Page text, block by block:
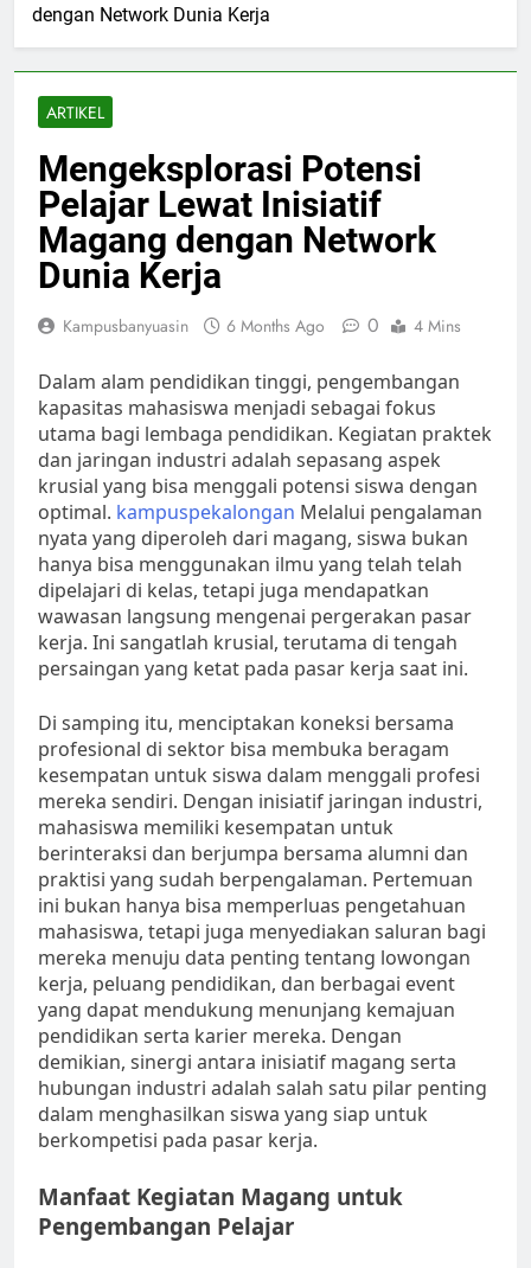
dengan Network Dunia Kerja
ARTIKEL
Mengeksplorasi Potensi
Pelajar Lewat Inisiatif
Magang dengan Network
Dunia Kerja
Kampusbanyuasin 6 Months Ago 0 4 Mins
Dalam alam pendidikan tinggi, pengembangan
kapasitas mahasiswa menjadi sebagai fokus
utama bagi lembaga pendidikan. Kegiatan praktek
dan jaringan industri adalah sepasang aspek
krusial yang bisa menggali potensi siswa dengan
optimal. kampuspekalongan Melalui pengalaman
nyata yang diperoleh dari magang, siswa bukan
hanya bisa menggunakan ilmu yang telah telah
dipelajari di kelas, tetapi juga mendapatkan
wawasan langsung mengenai pergerakan pasar
kerja. Ini sangatlah krusial, terutama di tengah
persaingan yang ketat pada pasar kerja saat ini.
Di samping itu, menciptakan koneksi bersama
profesional di sektor bisa membuka beragam
kesempatan untuk siswa dalam menggali profesi
mereka sendiri. Dengan inisiatif jaringan industri,
mahasiswa memiliki kesempatan untuk
berinteraksi dan berjumpa bersama alumni dan
praktisi yang sudah berpengalaman. Pertemuan
ini bukan hanya bisa memperluas pengetahuan
mahasiswa, tetapi juga menyediakan saluran bagi
mereka menuju data penting tentang lowongan
kerja, peluang pendidikan, dan berbagai event
yang dapat mendukung menunjang kemajuan
pendidikan serta karier mereka. Dengan
demikian, sinergi antara inisiatif magang serta
hubungan industri adalah salah satu pilar penting
dalam menghasilkan siswa yang siap untuk
berkompetisi pada pasar kerja.
Manfaat Kegiatan Magang untuk
Pengembangan Pelajar